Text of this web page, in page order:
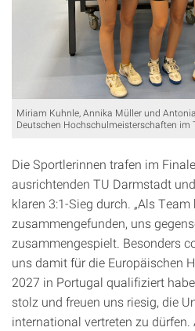
Miriam Kuhnle, Annika Müller und
Deutschen Hochschulmeisterschaften im
Die Sportlerinnen trafen im
ausrichtenden TU Darmstadt
klaren 3:1-Sieg durch. „Als
zusammengefunden, uns
zusammengespielt. Besonders
uns damit für die Europäischen
2027 in Portugal qualifiziert
stolz und freuen uns riesig, die
international vertreten zu